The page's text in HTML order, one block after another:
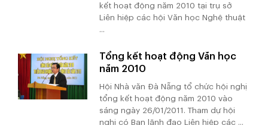
kết hoạt động năm 2010 tại trụ sở
Liên hiệp các hội Văn học Nghệ thuật
Tổng kết hoạt động Văn học
năm 2010
Hội Nhà văn Đà Nẵng tổ chức hội nghị
tổng kết hoạt động năm 2010 vào
sáng ngày 26/01/2011. Tham dự hội
nghị có Ban lãnh đạo Liên hiệp các ...